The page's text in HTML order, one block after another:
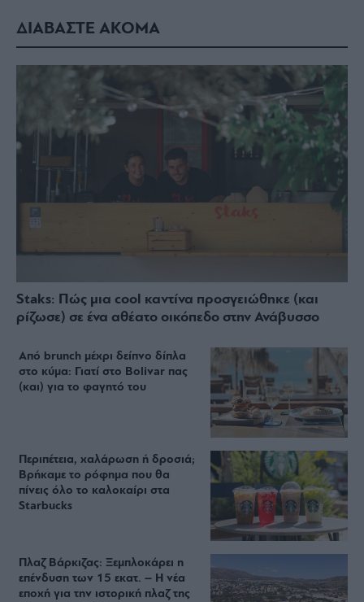
ΔΙΑΒΑΣΤΕ ΑΚΟΜΑ
Staks: Πώς μια cool καντίνα προσγειώθηκε (και
ρίζωσε) σε ένα αθέατο οικόπεδο στην Ανάβυσσο
Από brunch μέχρι δείπνο δίπλα
στο κύμα: Γιατί στο Bolivar πας
(και) για το φαγητό του
Περιπέτεια, χαλάρωση ή δροσιά;
Βρήκαμε το ρόφημα που θα
πίνεις όλο το καλοκαίρι στα
Starbucks
Πλαζ Βάρκιζας: Ξεμπλοκάρει η
επένδυση των 15 εκατ. – Η νέα
εποχή για την ιστορική πλαζ της